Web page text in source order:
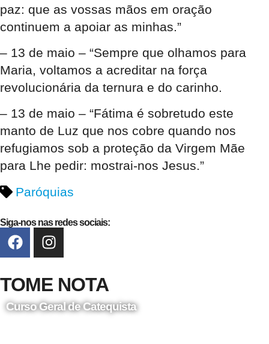
paz: que as vossas mãos em oração
continuem a apoiar as minhas.”
– 13 de maio – “Sempre que olhamos para
Maria, voltamos a acreditar na força
revolucionária da ternura e do carinho.
– 13 de maio – “Fátima é sobretudo este
manto de Luz que nos cobre quando nos
refugiamos sob a proteção da Virgem Mãe
para Lhe pedir: mostrai-nos Jesus.”
Paróquias
Siga-nos nas redes sociais:
TOME NOTA
Curso Geral de Catequista